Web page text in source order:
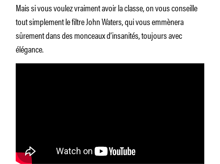
Mais si vous voulez vraiment avoir la classe, on vous conseille
tout simplement le filtre John Waters, qui vous emmènera
sûrement dans des monceaux d’insanités, toujours avec
élégance.